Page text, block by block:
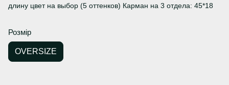
длину цвет на выбор (5 оттенков) Карман на 3 отдела: 45*18
Розмір
OVERSIZE